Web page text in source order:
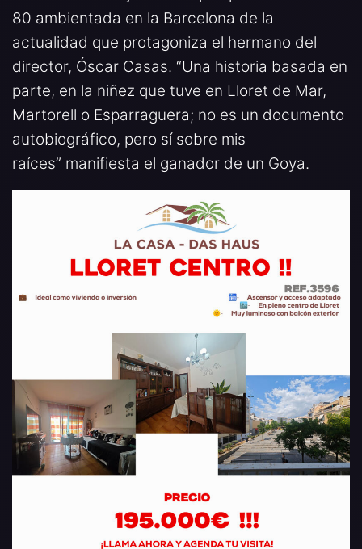
80 ambientada en la Barcelona de la
actualidad que protagoniza el hermano del
director, Óscar Casas. “Una historia basada en
parte, en la niñez que tuve en Lloret de Mar,
Martorell o Esparraguera; no es un documento
autobiográfico, pero sí sobre mis
raíces” manifiesta el ganador de un Goya.